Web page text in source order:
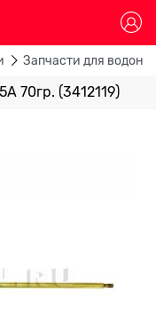
Запчасти для
70гр. (3412119)